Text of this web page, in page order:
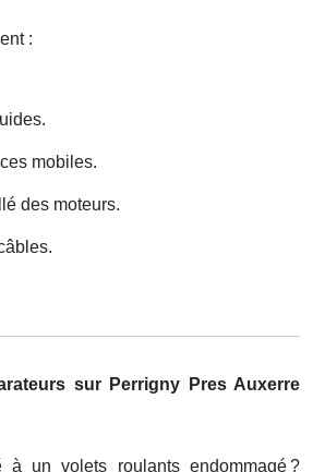
:
mobiles.
des moteurs.
sur Perrigny Pres Auxerre
à un volets roulants endommagé?